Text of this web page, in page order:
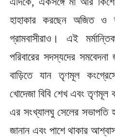
হাহাকার করছেন অজিত ও
গ্রামবাসীরাও। এই
পরিবারের সদস্যদের সমবেদনা
বাড়িতে যান তৃণমূল
খোদেজা বিবি শেখ এবং
এর সংখ্যালঘু সেলের সভাপতি
জানান এবং পাশে থাকার